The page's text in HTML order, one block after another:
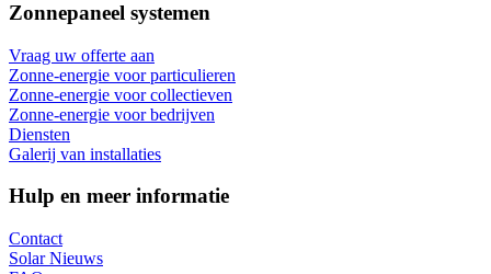
Zonnepaneel systemen
Vraag uw offerte aan
Zonne-energie voor particulieren
Zonne-energie voor collectieven
Zonne-energie voor bedrijven
Diensten
Galerij van installaties
Hulp en meer informatie
Contact
Solar Nieuws